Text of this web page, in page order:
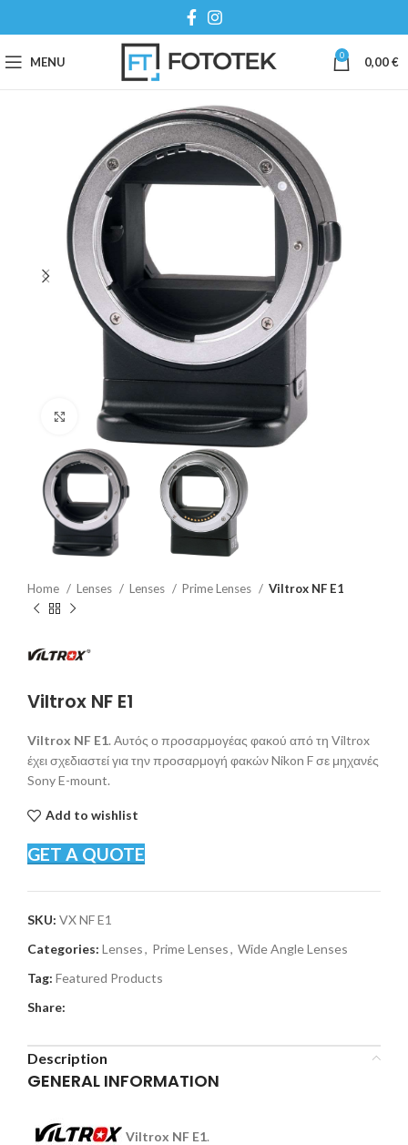
MENU 0 0,00€
Click to enlarge
Home Lenses Lenses Prime Lenses Viltrox NF E1
Viltrox NF E1
Viltrox NF E1. Αυτός ο προσαρμογέας φακού από τη Viltrox
έχει σχεδιαστεί για την προσαρμογή φακών Nikon F σε μηχανές
Sony E-mount.
Add to wishlist
GET A QUOTE
SKU: VX NF E1
Categories: Lenses, Prime Lenses, Wide Angle Lenses
Tag: Featured Products
Share:
Description
GENERAL INFORMATION
Viltrox NF E1